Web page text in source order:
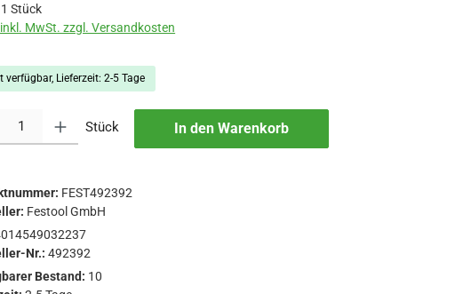
1 Stück
MwSt. zzgl. Versandkosten
verfügbar, Lieferzeit: 2-5 Tage
Anzahl: Gib den gewünschten Wert ein oder benutze die Schaltflächen um die
Stück In den Warenkorb
FEST492392
Festool GmbH
Nr.:492392
Bestand: 10